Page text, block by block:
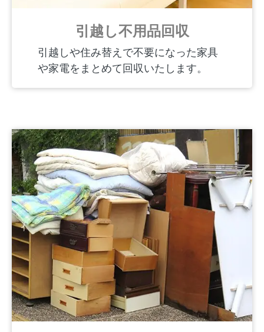
引越し不用品回収
引越しや住み替えで不要になった家具
や家電をまとめて回収いたします。